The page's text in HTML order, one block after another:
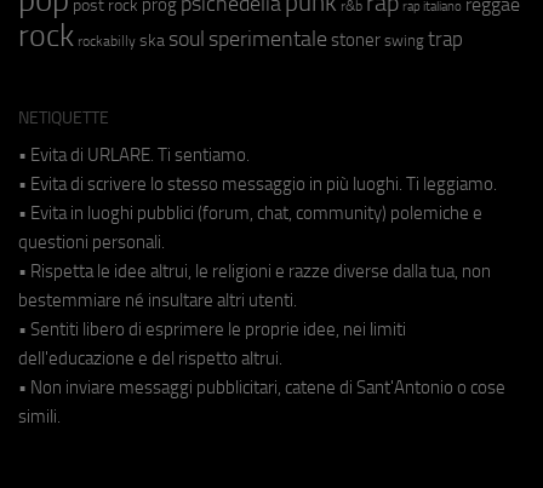
post rock prog r&b rap italiano
rock rockabilly ska soul sperimentale stoner swing trap
NETIQUETTE
• Evita di URLARE. Ti sentiamo.
• Evita di scrivere lo stesso messaggio in più luoghi. Ti leggiamo.
• Evita in luoghi pubblici (forum, chat, community) polemiche e
questioni personali.
• Rispetta le idee altrui, le religioni e razze diverse dalla tua, non
bestemmiare né insultare altri utenti.
• Sentiti libero di esprimere le proprie idee, nei limiti
dell'educazione e del rispetto altrui.
• Non inviare messaggi pubblicitari, catene di Sant'Antonio o cose
simili.